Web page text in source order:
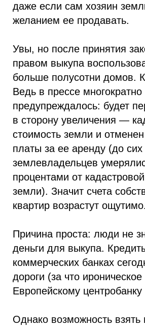
даже если сам хозяин
желанием ее продавать.
Увы, но после принятия
правом выкупа
больше полусотни домов.
Ведь в прессе многократно
предупреждалось: будет
в сторону увеличения —
стоимость земли и
платы за ее аренду (до
землевладельцев
процентами от
земли). Значит счета
квартир возрастут ощутимо.
Причина проста: люди не
деньги для выкупа.
коммерческих банках
дороги (за что
Европейскому центробанку
Однако возможность взять